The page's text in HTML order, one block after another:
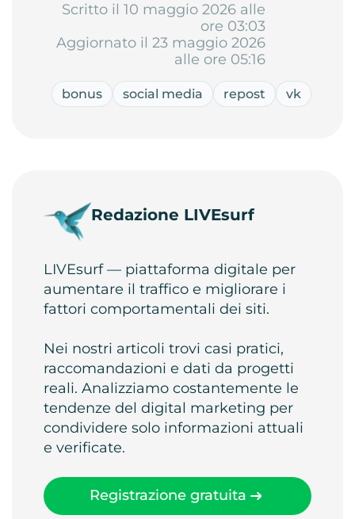
Scritto il 10 maggio 2026 alle
ore 03:03
Aggiornato il 23 maggio 2026
alle ore 05:16
bonus social media repost vk
Redazione LIVEsurf
LIVEsurf — piattaforma digitale per
aumentare il traffico e migliorare i
fattori comportamentali dei siti.
Nei nostri articoli trovi casi pratici,
raccomandazioni e dati da progetti
reali. Analizziamo costantemente le
tendenze del digital marketing per
condividere solo informazioni attuali
e verificate.
Registrazione gratuita